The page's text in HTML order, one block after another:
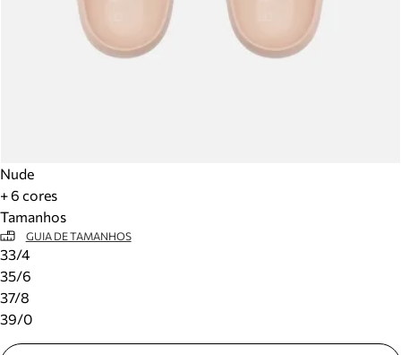
Nude
+ 6 cores
Tamanhos
GUIA DE TAMANHOS
33/4
35/6
37/8
39/0